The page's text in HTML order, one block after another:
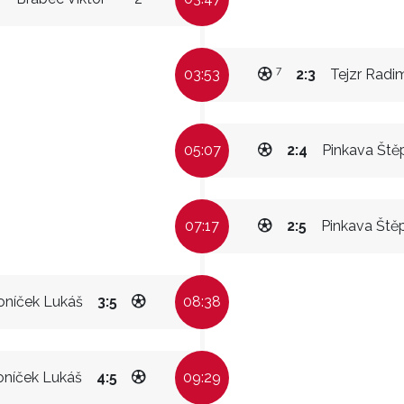
03:53 Tejzr
2:3
7
05:07 Pinkava
2:4
07:17 Pinkava
2:5
Lukáš 3:5 08:38
Lukáš 4:5 09:29